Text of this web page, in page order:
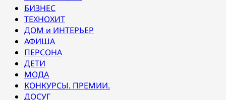
БИЗНЕС
ТЕХНОХИТ
ДОМ и ИНТЕРЬЕР
АФИША
ПЕРСОНА
ДЕТИ
МОДА
КОНКУРСЫ. ПРЕМИИ.
ДОСУГ